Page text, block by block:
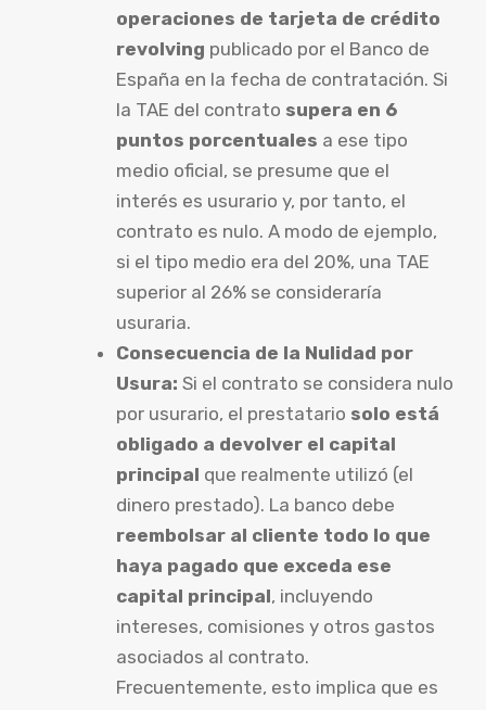
operaciones de tarjeta de crédito
revolving publicado por el Banco de
España en la fecha de contratación. Si
la TAE del contrato supera en 6
puntos porcentuales a ese tipo
medio oficial, se presume que el
interés es usurario y, por tanto, el
contrato es nulo. A modo de ejemplo,
si el tipo medio era del 20%, una TAE
superior al 26% se consideraría
usuraria.
Consecuencia de la Nulidad por
Usura: Si el contrato se considera nulo
por usurario, el prestatario solo está
obligado a devolver el capital
principal que realmente utilizó (el
dinero prestado). La banco debe
reembolsar al cliente todo lo que
haya pagado que exceda ese
capital principal, incluyendo
intereses, comisiones y otros gastos
asociados al contrato.
Frecuentemente, esto implica que es